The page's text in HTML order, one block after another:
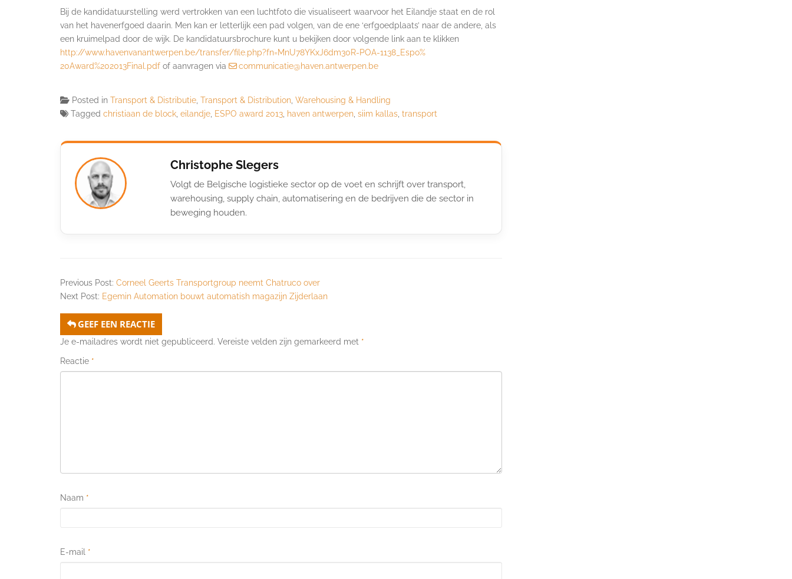
Bij de kandidatuurstelling werd vertrokken van een luchtfoto die visualiseert waarvoor het Eilandje staat en de rol
van het havenerfgoed daarin. Men kan er letterlijk een pad volgen, van de ene ‘erfgoedplaats’ naar de andere, als
een kruimelpad door de wijk. De kandidatuursbrochure kunt u bekijken door volgende link aan te klikken
http://www.havenvanantwerpen.be/transfer/file.php?fn=MnU78YKxJ6dm30R-POA-1138_Espo%
20Award%202013Final.pdf of aanvragen via communicatie@haven.antwerpen.be
Posted in Transport & Distributie Transport & Distribution Warehousing & Handling
Tagged christiaan de block eilandje ESPO award 2013 haven antwerpen siim kallas transport
Christophe Slegers
Volgt de Belgische logistieke sector op de voet en schrijft over transport,
warehousing, supply chain, automatisering en de bedrijven die de sector in
beweging houden.
Previous Post: Corneel Geerts Transportgroup neemt Chatruco over
Next Post: Egemin Automation bouwt automatish magazijn Zijderlaan
GEEF EEN REACTIE
Je e-mailadres wordt niet gepubliceerd. Vereiste velden zijn gemarkeerd met *
Reactie *
Naam *
E-mail *